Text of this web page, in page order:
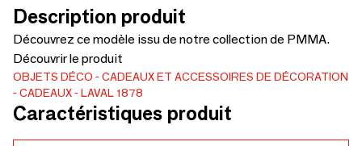
Description produit
Découvrez ce modèle issu de notre collection de PMMA.
Découvrir le produit
OBJETS DÉCO
CADEAUX ET ACCESSOIRES DE DÉCORATION
CADEAUX
LAVAL 1878
Caractéristiques produit